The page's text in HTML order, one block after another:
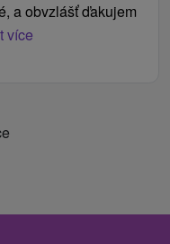
a obvzlášť ďakujem
více